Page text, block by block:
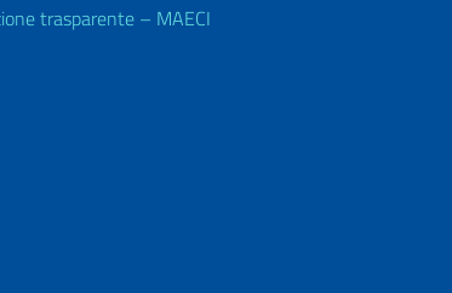
trasparente – MAECI